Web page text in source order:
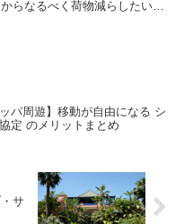
らなるべく荷物減らしたい
ッパ周遊】移動が自由になる シ
定 のメリットまとめ
サ